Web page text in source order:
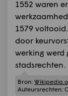
1552 waren
1579
door
werking werd
stadsrechten.
Bron:
Auteursrechten: